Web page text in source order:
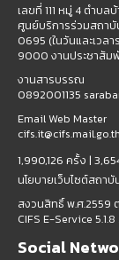
เลขที่ 111 หมู่ 4 ตำบ
ศูนย์บริการร่วมสถา
0695 (ในวันและเวล
9000 งานประชาสัม
งานสารบรรณ
0892001135
Email Web Master
cifs.it@cifs.mail.go.th
1,990,126 ครั้ง |
นโยบายเว็บไซต์สถา
สงวนสิทธิ์ พ.ศ.2559
CIFS E-Service
Social